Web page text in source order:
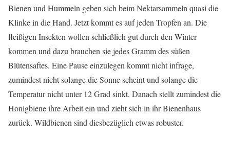
Bienen und Hummeln geben sich beim Nektarsammeln quasi die
Klinke in die Hand. Jetzt kommt es auf jeden Tropfen an. Die
fleißigen Insekten wollen schließlich gut durch den Winter
kommen und dazu brauchen sie jedes Gramm des süßen
Blütensaftes. Eine Pause einzulegen kommt nicht infrage,
zumindest nicht solange die Sonne scheint und solange die
Temperatur nicht unter 12 Grad sinkt. Danach stellt zumindest die
Honigbiene ihre Arbeit ein und zieht sich in ihr Bienenhaus
zurück. Wildbienen sind diesbezüglich etwas robuster.